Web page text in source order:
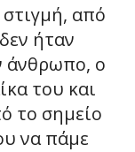
από
ήταν
άνθρωπο, ο
του και
το σημείο
να πάμε